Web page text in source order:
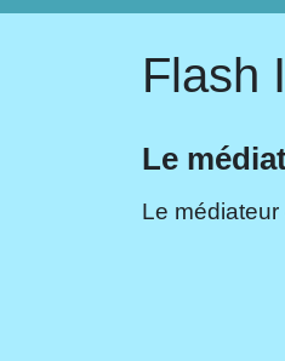
Flash
Le
Le